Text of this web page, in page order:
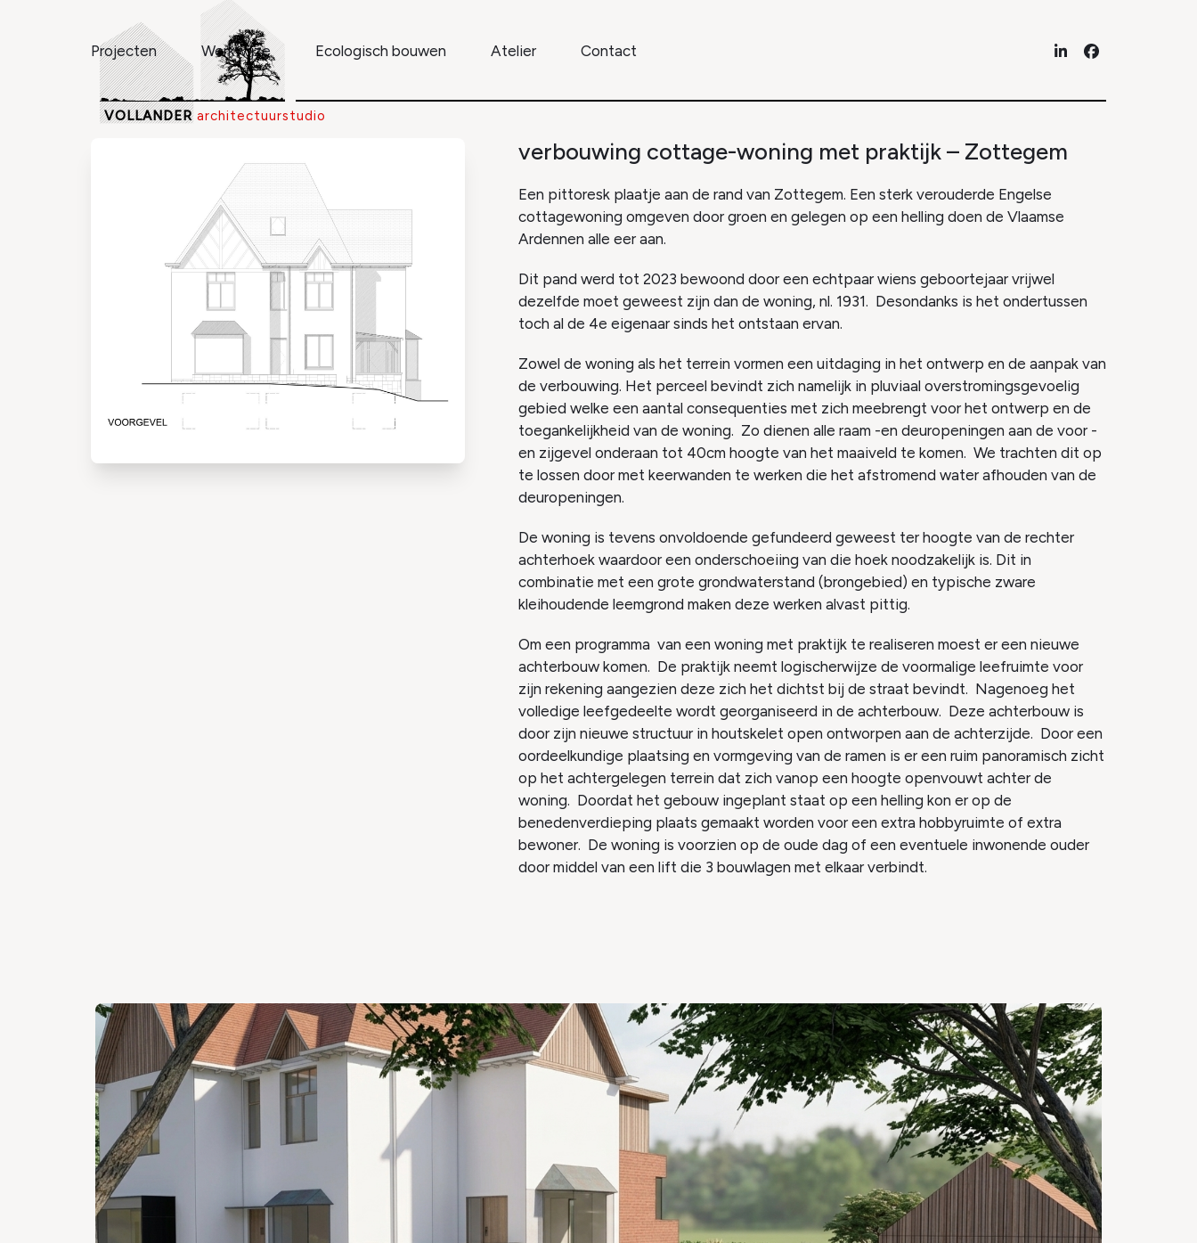
VOLLANDERarchitectuurstudio
Projecten Werkwijze Ecologisch bouwen Atelier Contact LinkedInFacebook
verbouwing cottage-woning met praktijk – Zottegem
Een pittoresk plaatje aan de rand van Zottegem. Een sterk verouderde Engelse
cottagewoning omgeven door groen en gelegen op een helling doen de Vlaamse
Ardennen alle eer aan.
Dit pand werd tot 2023 bewoond door een echtpaar wiens geboortejaar vrijwel
dezelfde moet geweest zijn dan de woning, nl. 1931. Desondanks is het ondertussen
toch al de 4e eigenaar sinds het ontstaan ervan.
Zowel de woning als het terrein vormen een uitdaging in het ontwerp en de aanpak van
de verbouwing. Het perceel bevindt zich namelijk in pluviaal overstromingsgevoelig
gebied welke een aantal consequenties met zich meebrengt voor het ontwerp en de
toegankelijkheid van de woning. Zo dienen alle raam -en deuropeningen aan de voor -
en zijgevel onderaan tot 40cm hoogte van het maaiveld te komen. We trachten dit op
te lossen door met keerwanden te werken die het afstromend water afhouden van de
deuropeningen.
De woning is tevens onvoldoende gefundeerd geweest ter hoogte van de rechter
achterhoek waardoor een onderschoeiing van die hoek noodzakelijk is. Dit in
combinatie met een grote grondwaterstand (brongebied) en typische zware
kleihoudende leemgrond maken deze werken alvast pittig.
Om een programma van een woning met praktijk te realiseren moest er een nieuwe
achterbouw komen. De praktijk neemt logischerwijze de voormalige leefruimte voor
zijn rekening aangezien deze zich het dichtst bij de straat bevindt. Nagenoeg het
volledige leefgedeelte wordt georganiseerd in de achterbouw. Deze achterbouw is
door zijn nieuwe structuur in houtskelet open ontworpen aan de achterzijde. Door een
oordeelkundige plaatsing en vormgeving van de ramen is er een ruim panoramisch zicht
op het achtergelegen terrein dat zich vanop een hoogte openvouwt achter de
woning. Doordat het gebouw ingeplant staat op een helling kon er op de
benedenverdieping plaats gemaakt worden voor een extra hobbyruimte of extra
bewoner. De woning is voorzien op de oude dag of een eventuele inwonende ouder
door middel van een lift die 3 bouwlagen met elkaar verbindt.